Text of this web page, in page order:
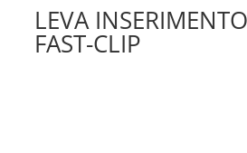
LEVA INSERIMENTO
FAST-CLIP